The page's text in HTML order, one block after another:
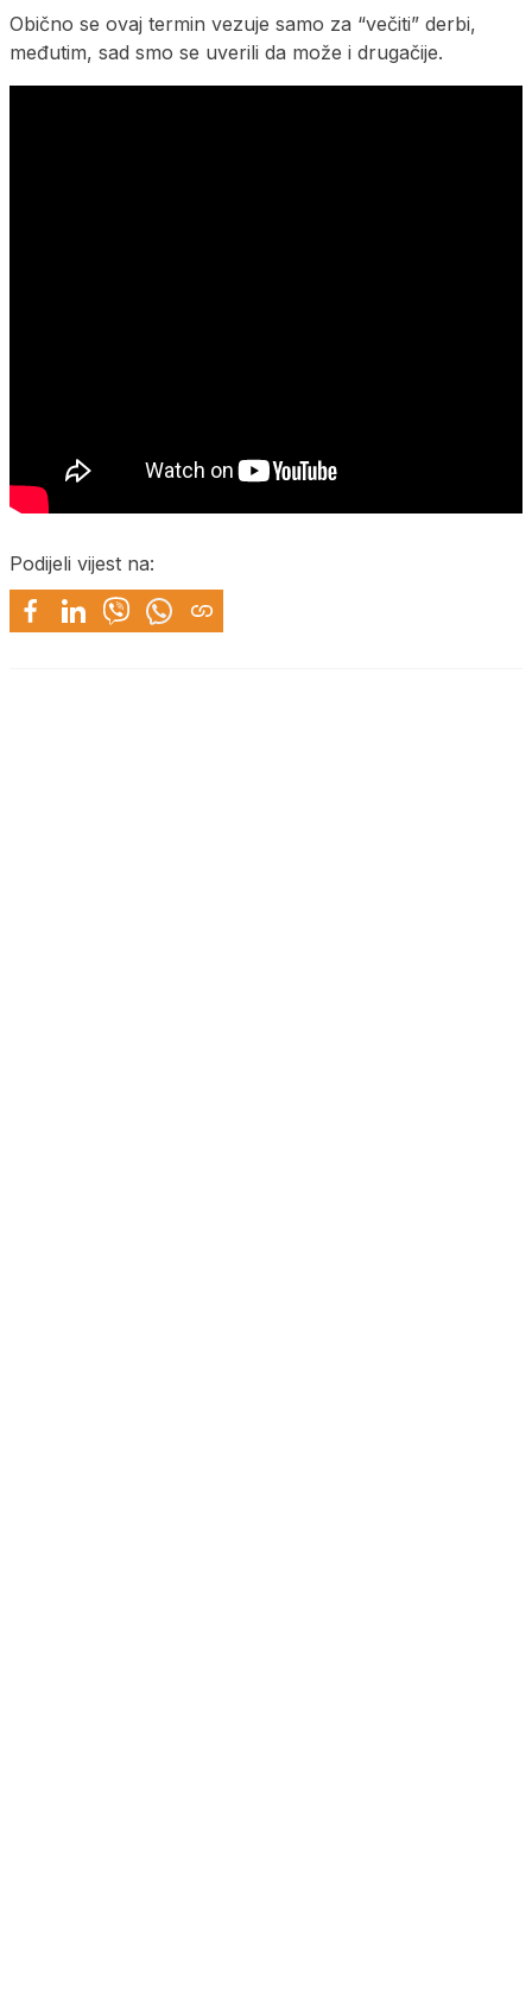
Obično se ovaj termin vezuje samo za “večiti” derbi,
međutim, sad smo se uverili da može i drugačije.
Podijeli vijest na: